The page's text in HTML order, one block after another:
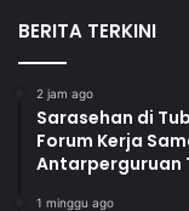
BERITA TERKINI
2 jam ago
Sarasehan di
Forum Kerja
Antarperguruan
1 minggu ago